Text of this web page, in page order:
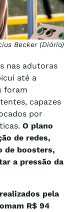
Becker (Diário)
nas adutoras
até a
foram
capazes
por
O plano
de redes,
de boosters,
a pressão da
pela
R$ 94